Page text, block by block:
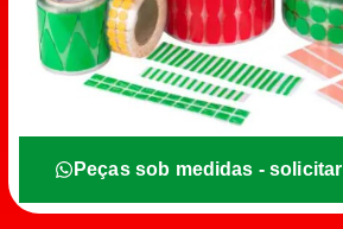
Peças sob medidas - solicitar